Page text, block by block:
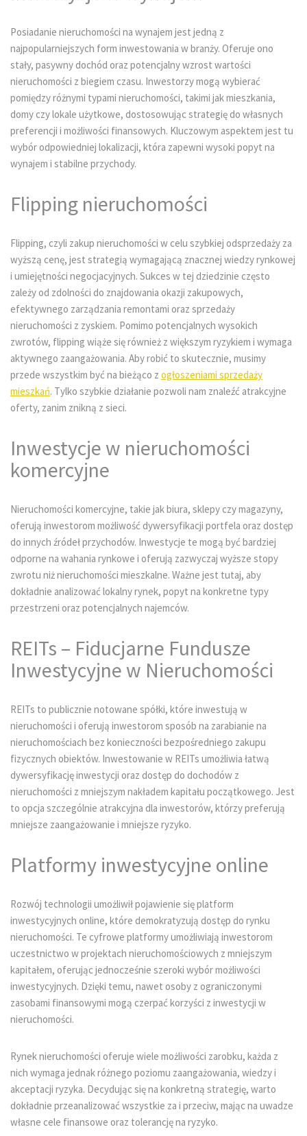
Posiadanie nieruchomości na wynajem jest jedną z
najpopularniejszych form inwestowania w branży. Oferuje ono
stały, pasywny dochód oraz potencjalny wzrost wartości
nieruchomości z biegiem czasu. Inwestorzy mogą wybierać
pomiędzy różnymi typami nieruchomości, takimi jak mieszkania,
domy czy lokale użytkowe, dostosowując strategię do własnych
preferencji i możliwości finansowych. Kluczowym aspektem jest tu
wybór odpowiedniej lokalizacji, która zapewni wysoki popyt na
wynajem i stabilne przychody.
Flipping nieruchomości
Flipping, czyli zakup nieruchomości w celu szybkiej odsprzedaży za
wyższą cenę, jest strategią wymagającą znacznej wiedzy rynkowej
i umiejętności negocjacyjnych. Sukces w tej dziedzinie często
zależy od zdolności do znajdowania okazji zakupowych,
efektywnego zarządzania remontami oraz sprzedaży
nieruchomości z zyskiem. Pomimo potencjalnych wysokich
zwrotów, flipping wiąże się również z większym ryzykiem i wymaga
aktywnego zaangażowania. Aby robić to skutecznie, musimy
przede wszystkim być na bieżąco z ogłoszeniami sprzedaży
mieszkań. Tylko szybkie działanie pozwoli nam znaleźć atrakcyjne
oferty, zanim znikną z sieci.
Inwestycje w nieruchomości
komercyjne
Nieruchomości komercyjne, takie jak biura, sklepy czy magazyny,
oferują inwestorom możliwość dywersyfikacji portfela oraz dostęp
do innych źródeł przychodów. Inwestycje te mogą być bardziej
odporne na wahania rynkowe i oferują zazwyczaj wyższe stopy
zwrotu niż nieruchomości mieszkalne. Ważne jest tutaj, aby
dokładnie analizować lokalny rynek, popyt na konkretne typy
przestrzeni oraz potencjalnych najemców.
REITs – Fiducjarne Fundusze
Inwestycyjne w Nieruchomości
REITs to publicznie notowane spółki, które inwestują w
nieruchomości i oferują inwestorom sposób na zarabianie na
nieruchomościach bez konieczności bezpośredniego zakupu
fizycznych obiektów. Inwestowanie w REITs umożliwia łatwą
dywersyfikację inwestycji oraz dostęp do dochodów z
nieruchomości z mniejszym nakładem kapitału początkowego. Jest
to opcja szczególnie atrakcyjna dla inwestorów, którzy preferują
mniejsze zaangażowanie i mniejsze ryzyko.
Platformy inwestycyjne online
Rozwój technologii umożliwił pojawienie się platform
inwestycyjnych online, które demokratyzują dostęp do rynku
nieruchomości. Te cyfrowe platformy umożliwiają inwestorom
uczestnictwo w projektach nieruchomościowych z mniejszym
kapitałem, oferując jednocześnie szeroki wybór możliwości
inwestycyjnych. Dzięki temu, nawet osoby z ograniczonymi
zasobami finansowymi mogą czerpać korzyści z inwestycji w
nieruchomości.
Rynek nieruchomości oferuje wiele możliwości zarobku, każda z
nich wymaga jednak różnego poziomu zaangażowania, wiedzy i
akceptacji ryzyka. Decydując się na konkretną strategię, warto
dokładnie przeanalizować wszystkie za i przeciw, mając na uwadze
własne cele finansowe oraz tolerancję na ryzyko.